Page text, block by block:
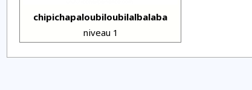
chipichapaloubiloubilalbalaba
niveau 1